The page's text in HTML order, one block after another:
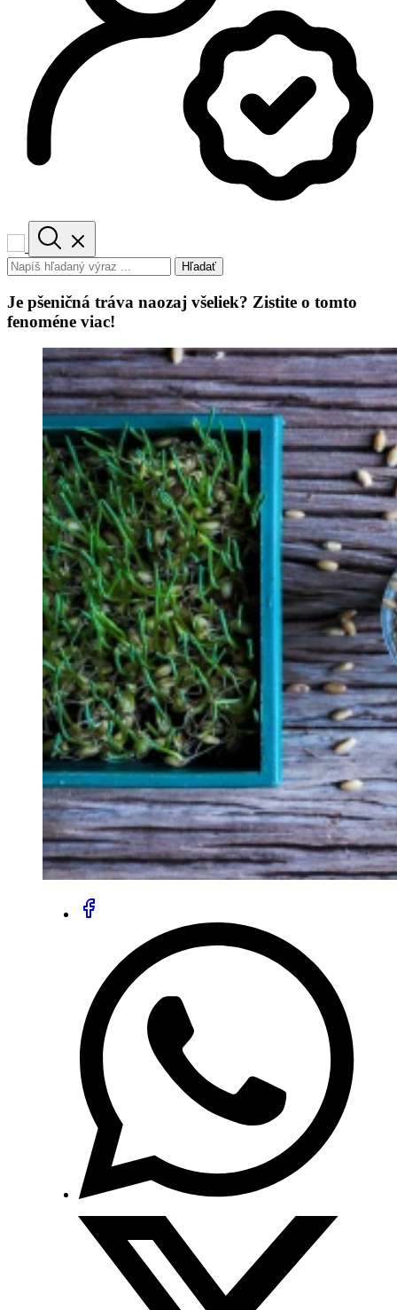
Hľadať
Je pšeničná tráva naozaj všeliek? Zistite o tomto
fenoméne viac!